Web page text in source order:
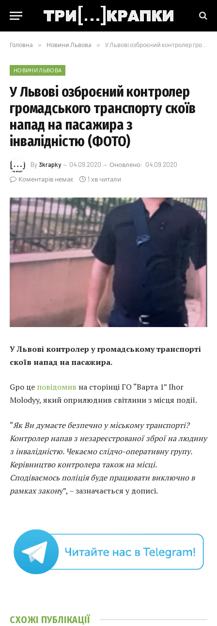
Головна » Новини Львова » У Львові озброєний контролер громадського транспорту скоїв напад на пасажира з інвалідністю (ФОТО)
НОВИНИ ЛЬВОВА
У Львові озброєний контролер
громадського транспорту скоїв
напад на пасажира з
інвалідністю (ФОТО)
By 3krapky 04.09.2020 Оновлено: 04.09.2020
Коментарів немає
1 хв читали
У Львові контролер у громадському транспорті
скоїв напад на пасажира.
Gро це повідомив на сторінці ГО “Варта 1”Ihor
Molodyy, який оприлюднив світлини з місця події.
“Як Ви думаєте безпечно у міському транспорті?
Контролер напав з незареєстрованої зброї на людину
з інвалідністю. Чекаємо слідчо-оперативну групу.
Керівництво контролера також на місці.
Сподіваємось поліція буде працювати виключно в
рамках закону”, – зазначається у дописі.
СХОЖІ ПУБЛІКАЦІЇ